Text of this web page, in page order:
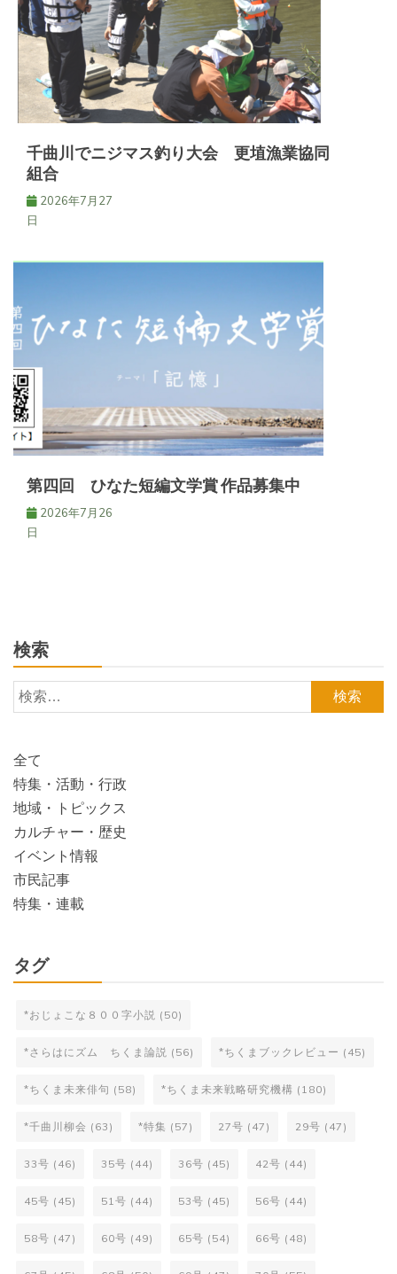
千曲川でニジマス釣り大会 更埴漁業協同
組合
2026年7月27
日
第四回 ひなた短編文学賞 作品募集中
2026年7月26
日
検索
検
索:
全て
特集・活動・行政
地域・トピックス
カルチャー・歴史
イベント情報
市民記事
特集・連載
タグ
*おじょこな８００字小説 (50)
*さらはにズム ちくま論説 (56) *ちくまブックレビュー (45)
*ちくま未来俳句 (58) *ちくま未来戦略研究機構 (180)
*千曲川柳会 (63) *特集 (57) 27号 (47) 29号 (47)
33号 (46) 35号 (44) 36号 (45) 42号 (44)
45号 (45) 51号 (44) 53号 (45) 56号 (44)
58号 (47) 60号 (49) 65号 (54) 66号 (48)